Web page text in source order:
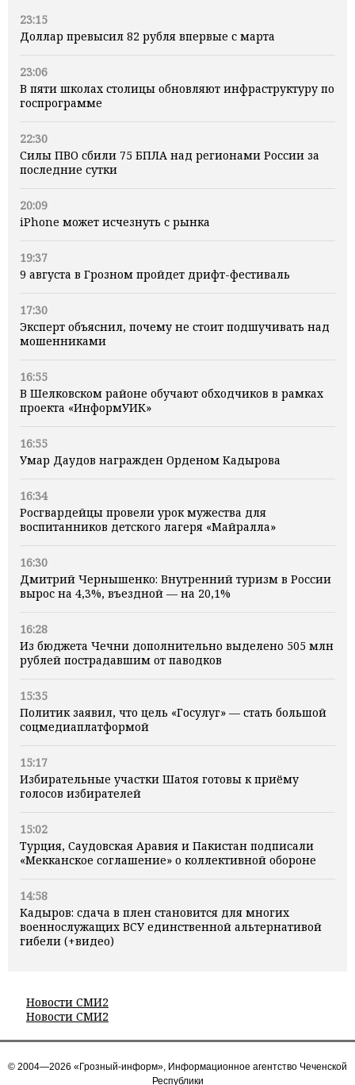
23:15
Доллар превысил 82 рубля впервые с марта
23:06
В пяти школах столицы обновляют инфраструктуру по
госпрограмме
22:30
Силы ПВО сбили 75 БПЛА над регионами России за
последние сутки
20:09
iPhone может исчезнуть с рынка
19:37
9 августа в Грозном пройдет дрифт-фестиваль
17:30
Эксперт объяснил, почему не стоит подшучивать над
мошенниками
16:55
В Шелковском районе обучают обходчиков в рамках
проекта «ИнформУИК»
16:55
Умар Даудов награжден Орденом Кадырова
16:34
Росгвардейцы провели урок мужества для
воспитанников детского лагеря «Майралла»
16:30
Дмитрий Чернышенко: Внутренний туризм в России
вырос на 4,3%, въездной — на 20,1%
16:28
Из бюджета Чечни дополнительно выделено 505 млн
рублей пострадавшим от паводков
15:35
Политик заявил, что цель «Госулуг» — стать большой
соцмедиаплатформой
15:17
Избирательные участки Шатоя готовы к приёму
голосов избирателей
15:02
Турция, Саудовская Аравия и Пакистан подписали
«Мекканское соглашение» о коллективной обороне
14:58
Кадыров: сдача в плен становится для многих
военнослужащих ВСУ единственной альтернативой
гибели (+видео)
Новости СМИ2
Новости СМИ2
© 2004—2026 «Грозный-информ», Информационное агентство Чеченской
Республики